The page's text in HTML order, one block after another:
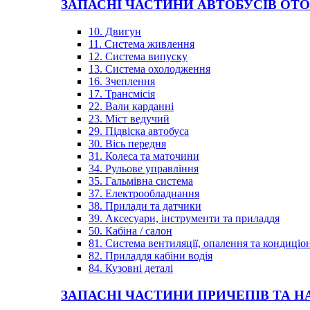
ЗАПАСНІ ЧАСТИНИ АВТОБУСІВ
10. Двигун
11. Система живлення
12. Система випуску
13. Система охолодження
16. Зчеплення
17. Трансмісія
22. Вали карданні
23. Міст ведучий
29. Підвіска автобуса
30. Вісь передня
31. Колеса та маточини
34. Рульове управління
35. Гальмівна система
37. Електрообладнання
38. Прилади та датчики
39. Аксесуари, інструменти та приладдя
50. Кабіна / салон
81. Система вентиляції, опалення та
82. Приладдя кабіни водія
84. Кузовні деталі
ЗАПАСНІ ЧАСТИНИ ПРИЧЕПІВ ТА